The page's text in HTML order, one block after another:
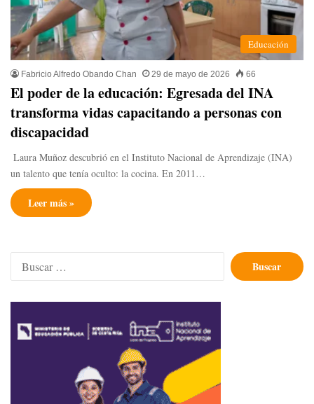
Educación
Fabricio Alfredo Obando Chan 29 de mayo de 2026 66
​El poder de la educación: Egresada del INA
transforma vidas capacitando a personas con
discapacidad
​ Laura Muñoz descubrió en el Instituto Nacional de Aprendizaje (INA)
un talento que tenía oculto: la cocina. En 2011…
Leer más »
Buscar: